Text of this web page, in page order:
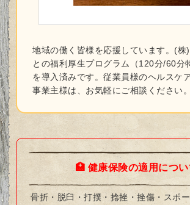
地域の働く皆様を応援しています。(株
との福利厚生プログラム（120分/60分
を導入済みです。従業員様のヘルスケ
事業主様は、お気軽にご相談ください。
🏥 健康保険の適用につい
骨折・脱臼・打撲・捻挫・挫傷・スポ